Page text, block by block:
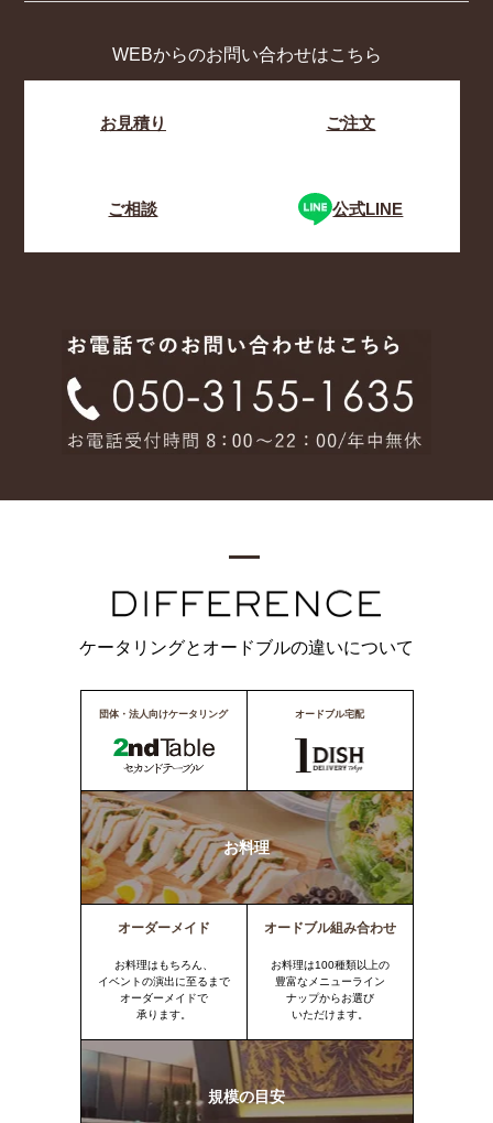
WEBからのお問い合わせはこちら
お見積り ご注文
ご相談 公式LINE
ケータリングとオードブルの違いについて
団体・法人向けケータリング オードブル宅配
お料理
オーダーメイド
お料理はもちろん、
イベントの演出に至るまで
オーダーメイドで
承ります。
オードブル組み合わせ
お料理は100種類以上の
豊富なメニューライン
ナップからお選び
いただけます。
規模の目安